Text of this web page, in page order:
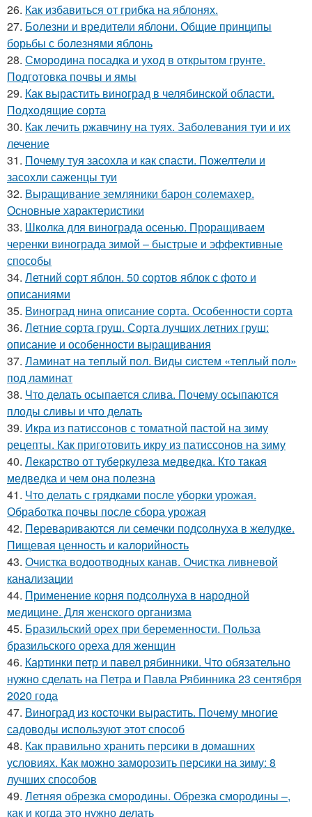
26. Как избавиться от грибка на яблонях.
27. Болезни и вредители яблони. Общие принципы
борьбы с болезнями яблонь
28. Смородина посадка и уход в открытом грунте.
Подготовка почвы и ямы
29. Как вырастить виноград в челябинской области.
Подходящие сорта
30. Как лечить ржавчину на туях. Заболевания туи и их
лечение
31. Почему туя засохла и как спасти. Пожелтели и
засохли саженцы туи
32. Выращивание земляники барон солемахер.
Основные характеристики
33. Школка для винограда осенью. Проращиваем
черенки винограда зимой – быстрые и эффективные
способы
34. Летний сорт яблон. 50 сортов яблок с фото и
описаниями
35. Виноград нина описание сорта. Особенности сорта
36. Летние сорта груш. Сорта лучших летних груш:
описание и особенности выращивания
37. Ламинат на теплый пол. Виды систем «теплый пол»
под ламинат
38. Что делать осыпается слива. Почему осыпаются
плоды сливы и что делать
39. Икра из патиссонов с томатной пастой на зиму
рецепты. Как приготовить икру из патиссонов на зиму
40. Лекарство от туберкулеза медведка. Кто такая
медведка и чем она полезна
41. Что делать с грядками после уборки урожая.
Обработка почвы после сбора урожая
42. Перевариваются ли семечки подсолнуха в желудке.
Пищевая ценность и калорийность
43. Очистка водоотводных канав. Очистка ливневой
канализации
44. Применение корня подсолнуха в народной
медицине. Для женского организма
45. Бразильский орех при беременности. Польза
бразильского ореха для женщин
46. Картинки петр и павел рябинники. Что обязательно
нужно сделать на Петра и Павла Рябинника 23 сентября
2020 года
47. Виноград из косточки вырастить. Почему многие
садоводы используют этот способ
48. Как правильно хранить персики в домашних
условиях. Как можно заморозить персики на зиму: 8
лучших способов
49. Летняя обрезка смородины. Обрезка смородины –,
как и когда это нужно делать